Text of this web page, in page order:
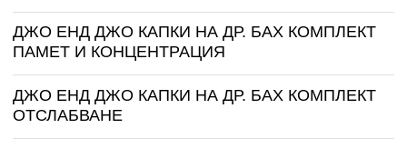
ДЖО ЕНД ДЖО КАПКИ НА ДР. БАХ КОМПЛЕКТ
ПАМЕТ И КОНЦЕНТРАЦИЯ
ДЖО ЕНД ДЖО КАПКИ НА ДР. БАХ КОМПЛЕКТ
ОТСЛАБВАНЕ